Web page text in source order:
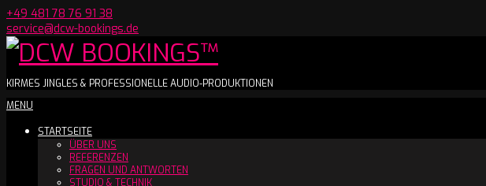
Skip
to
content
+49 481 78 76 91 38
service@dcw-bookings.de
DCW
BOOKINGS™
KIRMES JINGLES & PROFESSIONELLE AUDIO-PRODUKTIONEN
Secondary
Menu
MENU
STARTSEITE
ÜBER UNS
REFERENZEN
FRAGEN UND ANTWORTEN
STUDIO & TECHNIK